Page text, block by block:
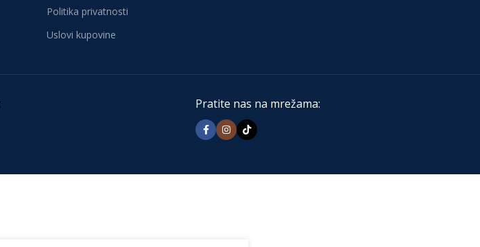
Politika privatnosti
Uslovi kupovine
Pratite nas na mrežama: